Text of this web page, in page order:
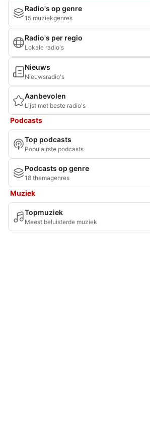
Radio's op genre
15 muziekgenres
Radio's per regio
Lokale radio's
Nieuws
Nieuwsradio's
Aanbevolen
Lijst met beste radio's
Podcasts
Top podcasts
Populairste podcasts
Podcasts op genre
18 themagenres
Muziek
Topmuziek
Meest beluisterde muziek